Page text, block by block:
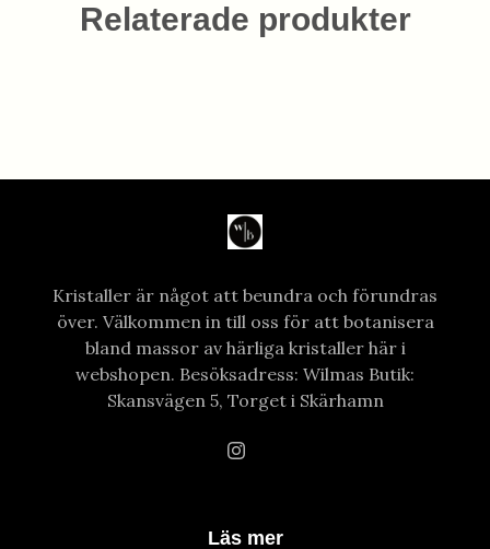
Relaterade produkter
Kristaller är något att beundra och förundras
över. Välkommen in till oss för att botanisera
bland massor av härliga kristaller här i
webshopen. Besöksadress: Wilmas Butik:
Skansvägen 5, Torget i Skärhamn
Läs mer